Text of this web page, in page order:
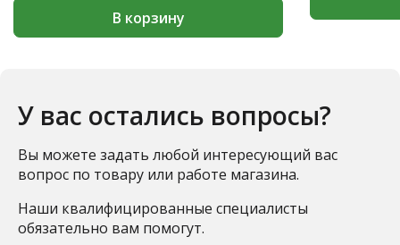
В корзину
У вас остались вопросы?
Вы можете задать любой интересующий вас
вопрос по товару или работе магазина.
Наши квалифицированные специалисты
обязательно вам помогут.